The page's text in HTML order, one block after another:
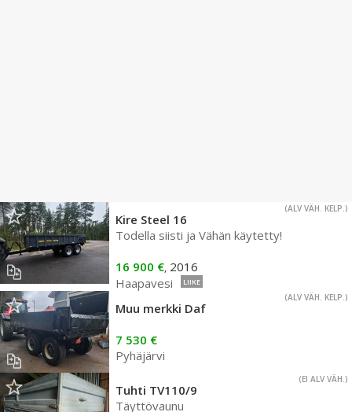
(ALV VÄH. KELP.)
Kire Steel 16
Todella siisti ja Vähän käytetty!
16 900 €, 2016
Haapavesi
LIIKE
(ALV VÄH. KELP.)
Muu merkki Daf
7 530 €
Pyhäjärvi
(EI ALV VÄH.)
Tuhti TV110/9
Täyttövaunu